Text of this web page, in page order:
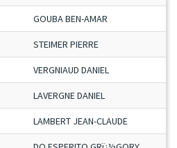
GOUBA BEN-AMAR
STEIMER PIERRE
VERGNIAUD DANIEL
LAVERGNE DANIEL
LAMBERT JEAN-CLAUDE